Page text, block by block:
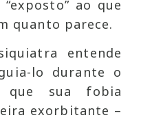
ao que
quanto parece.
entende
lo durante o
que sua fobia
exorbitante –